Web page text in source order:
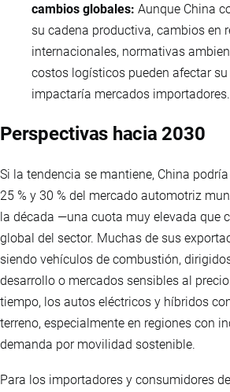
cambios globales: Aunque China
su cadena productiva, cambios en
internacionales, normativas
costos logísticos pueden afectar
impactaría mercados importadores.
Perspectivas hacia 2030
Si la tendencia se mantiene, China
25 % y 30 % del mercado automotriz
la década —una cuota muy elevada que
global del sector. Muchas de sus
siendo vehículos de combustión,
desarrollo o mercados sensibles al
tiempo, los autos eléctricos y híbridos
terreno, especialmente en regiones con
demanda por movilidad sostenible.
Para los importadores y consumidores